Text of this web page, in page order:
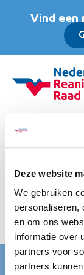
Deze website
We gebruiken
personaliseren,
en om ons
informatie over
partners voor
partners
Vind een
Basis
Incl btw,
water/fris
Nederlandse